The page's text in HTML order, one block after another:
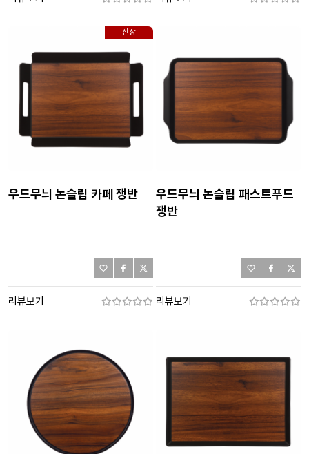
신상
우드무늬 논슬립 카페 쟁반
리뷰보기
우드무늬 논슬립 패스트푸드
쟁반
리뷰보기